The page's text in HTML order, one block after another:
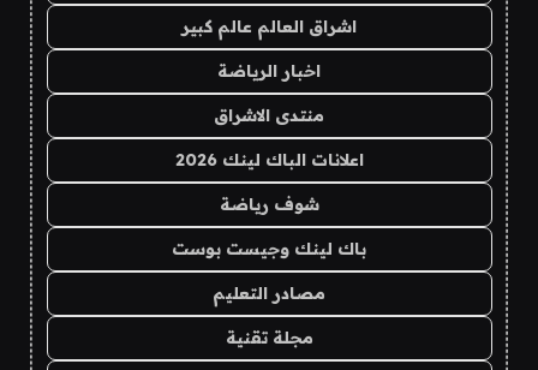
اشراق العالم عالم كبير
اخبار الرياضة
منتدى الاشراق
اعلانات الباك لينك 2026
شوف رياضة
باك لينك وجيست بوست
مصادر التعليم
مجلة تقنية